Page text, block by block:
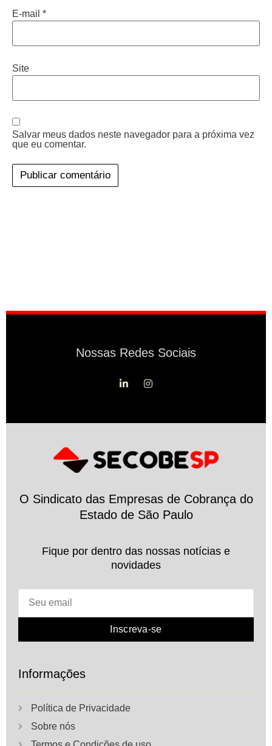
E-mail *
Site
Salvar meus dados neste navegador para a próxima vez
que eu comentar.
Nossas Redes Sociais
O Sindicato das Empresas de Cobrança do
Estado de São Paulo
Fique por dentro das nossas notícias e
novidades
Inscreva-se
Informações
Política de Privacidade
Sobre nós